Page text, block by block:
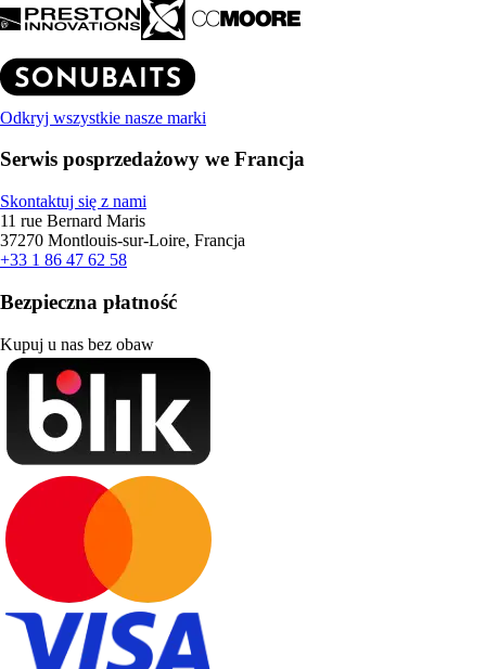
Odkryj wszystkie nasze marki
Serwis posprzedażowy we Francja
Skontaktuj się z nami
11 rue Bernard Maris
37270 Montlouis-sur-Loire, Francja
+33 1 86 47 62 58
Bezpieczna płatność
Kupuj u nas bez obaw